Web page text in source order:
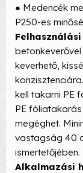
● Medencék
P250-es
keverhető,
kell takarni PE
PE
megéghet.
vastagság 40
ismertetőjében.
Alkalmazási